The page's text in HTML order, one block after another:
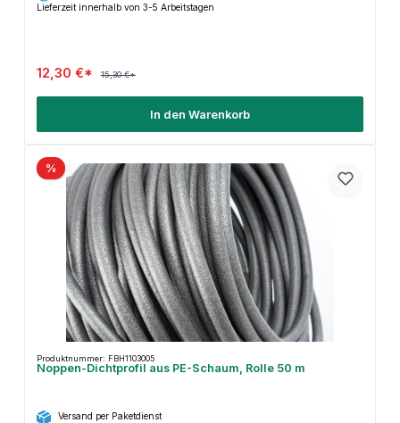
Lieferzeit innerhalb von 3-5 Arbeitstagen
12,30 €* 15,30 €*
In den Warenkorb
%
Produktnummer: FBH1103005
Noppen-Dichtprofil aus PE-Schaum, Rolle 50 m
Versand per Paketdienst